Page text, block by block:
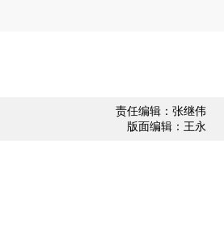
责任编辑：张继伟
版面编辑：王永